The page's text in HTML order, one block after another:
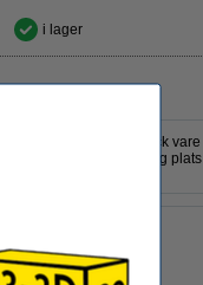
i lager
3D-skrivarfilament. Tack vare
utan att ta upp onödig plats